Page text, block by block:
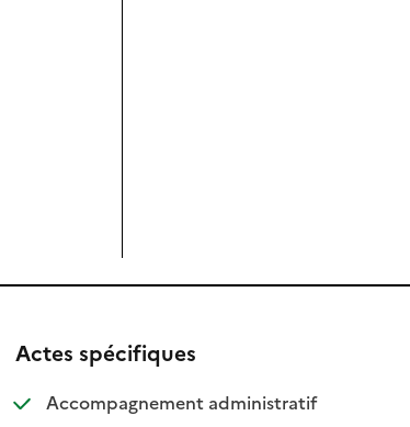
Actes spécifiques
Accompagnement administratif: disponible
: non disponible